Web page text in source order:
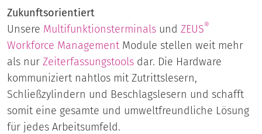
Zukunftsorientiert
Unsere Multifunktionsterminals und ZEUS®
Workforce Management Module stellen weit mehr
als nur Zeiterfassungstools dar. Die Hardware
kommuniziert nahtlos mit Zutrittslesern,
Schließzylindern und Beschlagslesern und schafft
somit eine gesamte und umweltfreundliche Lösung
für jedes Arbeitsumfeld.